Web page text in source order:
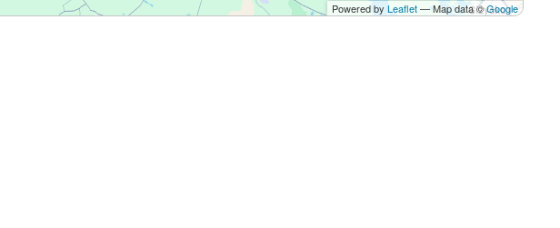
Powered by Leaflet— Map data ©Google